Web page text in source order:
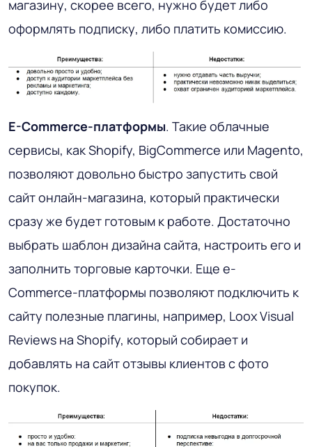
магазину, скорее всего, нужно будет либо
оформлять подписку, либо платить комиссию.
E-Commerce-платформы. Такие облачные
сервисы, как Shopify, BigCommerce или Magento,
позволяют довольно быстро запустить свой
сайт онлайн-магазина, который практически
сразу же будет готовым к работе. Достаточно
выбрать шаблон дизайна сайта, настроить его и
заполнить торговые карточки. Еще e-
Commerce-платформы позволяют подключить к
сайту полезные плагины, например, Loox Visual
Reviews на Shopify, который собирает и
добавлять на сайт отзывы клиентов с фото
покупок.